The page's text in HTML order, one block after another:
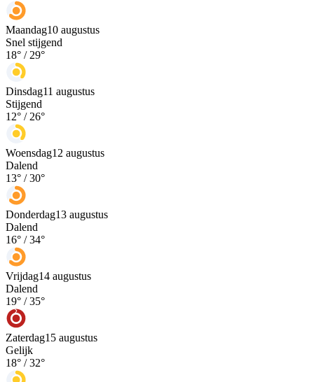
Maandag10 augustus
Snel stijgend
18° / 29°
Dinsdag11 augustus
Stijgend
12° / 26°
Woensdag12 augustus
Dalend
13° /30°
Donderdag13 augustus
Dalend
16° /34°
Vrijdag14 augustus
Dalend
19° /35°
Zaterdag15 augustus
Gelijk
18° /32°